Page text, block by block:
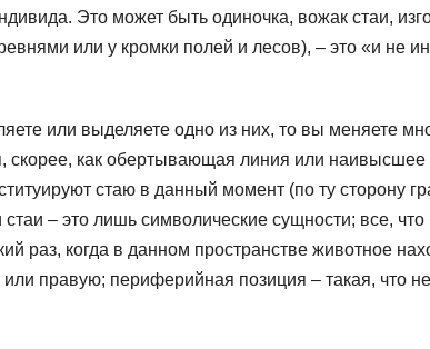
Это может быть одиночка, вожак стаи,
или у кромки полей и лесов), – это «и не
или выделяете одно из них, то вы меняете
как обертывающая линия или
стаю в данный момент (по ту сторону
– это лишь символические сущности; все,
раз, когда в данном пространстве животное
правую; периферийная позиция – такая, что